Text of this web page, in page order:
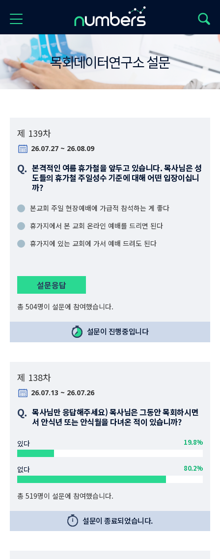
목회데이터연구소 설문
제 139차
26.07.27 ~ 26.08.09
Q. 본격적인 여름 휴가철을 앞두고 있습니다. 목사님은 성
도들의 휴가철 주일성수 기준에 대해 어떤 입장이십니
까?
본교회 주일 현장예배에 가급적 참석하는 게 좋다
휴가지에서 본 교회 온라인 예배를 드리면 된다
휴가지에 있는 교회에 가서 예배 드려도 된다
설문응답
총 504명이 설문에 참여했습니다.
설문이 진행중입니다
제 138차
26.07.13 ~ 26.07.26
Q. 목사님만 응답해주세요) 목사님은 그동안 목회하시면
서 안식년 또는 안식월을 다녀온 적이 있습니까?
있다 19.8%
없다 80.2%
총 519명이 설문에 참여했습니다.
설문이 종료되었습니다.